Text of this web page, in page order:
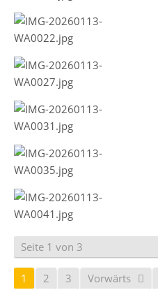
Seite 1 von 3
1 2 3 Vorwärts